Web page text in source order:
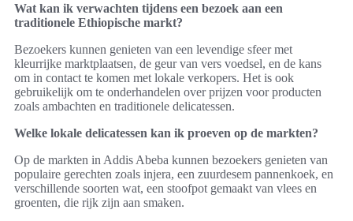
Wat kan ik verwachten tijdens een bezoek aan een
traditionele Ethiopische markt?
Bezoekers kunnen genieten van een levendige sfeer met
kleurrijke marktplaatsen, de geur van vers voedsel, en de kans
om in contact te komen met lokale verkopers. Het is ook
gebruikelijk om te onderhandelen over prijzen voor producten
zoals ambachten en traditionele delicatessen.
Welke lokale delicatessen kan ik proeven op de markten?
Op de markten in Addis Abeba kunnen bezoekers genieten van
populaire gerechten zoals injera, een zuurdesem pannenkoek, en
verschillende soorten wat, een stoofpot gemaakt van vlees en
groenten, die rijk zijn aan smaken.